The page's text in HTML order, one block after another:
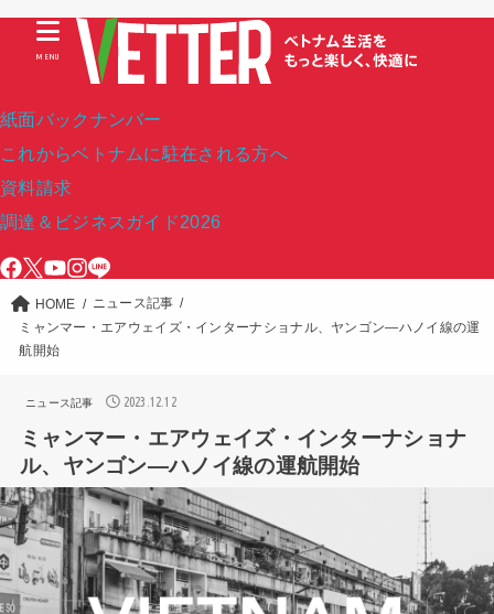
紙面バックナンバー
これからベトナムに駐在される方へ
資料請求
調達＆ビジネスガイド2026
MENU
HOME
ニュース記事
ミャンマー・エアウェイズ・インターナショナル、ヤンゴン―ハノイ線の運
航開始
ニュース記事 2023.12.12
ミャンマー・エアウェイズ・インターナショナ
ル、ヤンゴン―ハノイ線の運航開始